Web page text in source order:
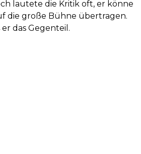
lautete die Kritik oft, er könne
die große Bühne übertragen.
er das Gegenteil.